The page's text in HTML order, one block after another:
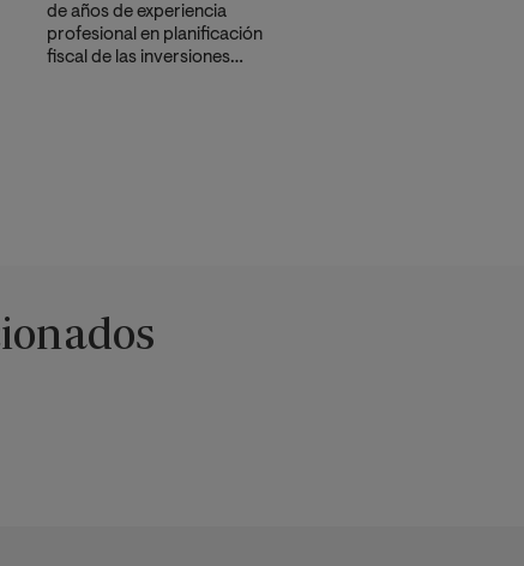
de años de experiencia
profesional en planificación
fiscal de las inversiones